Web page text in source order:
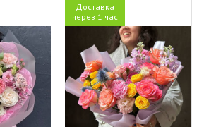
Доставка
через 1 час